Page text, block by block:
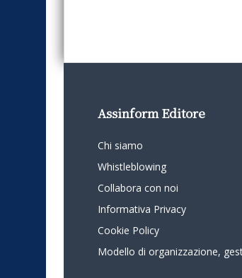
Assinform Editore
Chi siamo
Whistleblowing
Collabora con noi
Informativa Privacy
Cookie Policy
Modello di organizzazione,